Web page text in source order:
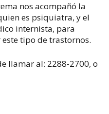
nos acompañó la
es psiquiatra, y el
internista, para
tipo de trastornos.
llamar al: 2288-2700, o